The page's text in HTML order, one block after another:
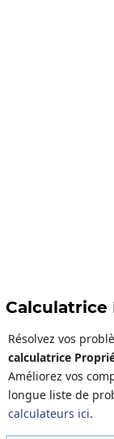
Calculatrice
Résolvez vos
calculatrice
Améliorez vos
longue liste de
calculateurs ici.